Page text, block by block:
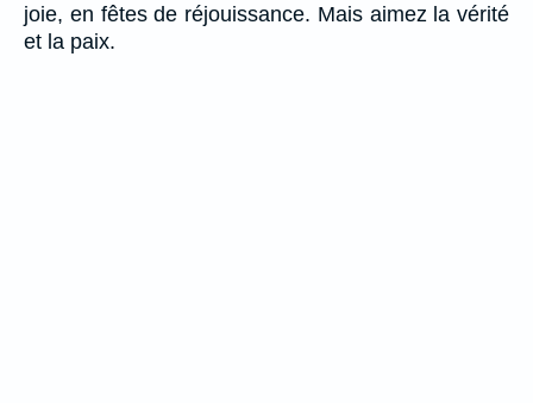
joie, en fêtes de réjouissance. Mais aimez la vérité
et la paix.